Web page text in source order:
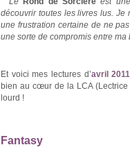
découvrir toutes les livres lus. Je
une frustration certaine de ne
une sorte de compromis entre
Et voici mes lectures d’avril 2011
bien au cœur de la LCA
lourd !
Fantasy